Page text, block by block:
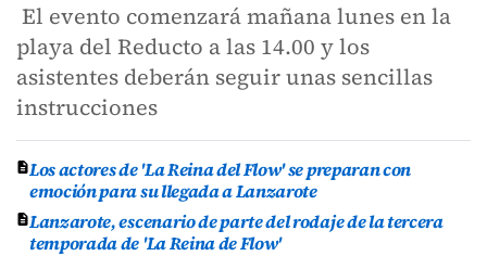
El evento comenzará mañana lunes en la
playa del Reducto a las 14.00 y los
asistentes deberán seguir unas sencillas
instrucciones
Los actores de 'La Reina del Flow' se preparan con
emoción para su llegada a Lanzarote
Lanzarote, escenario de parte del rodaje de la tercera
temporada de 'La Reina de Flow'